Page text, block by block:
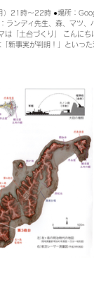
）21時～22時 ●場所：
ランディ先生、森、マツ、
「土台づくり」 こんにち
が変わったため、合わせて
これまで】 市民メンバーが
】 記事をチームに共有 →
→ 投稿 事務局チェックが
の品質に責任を持つかたち
記事が埋もれてしまいかねな
がなかなか捕まらず、記事